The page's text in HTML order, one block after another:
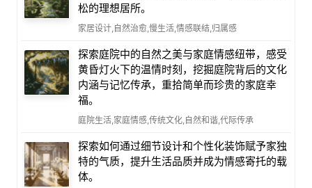
松的理想居所。
家居设计,自然治愈,慢生活,情感联结,归属感
探索庭院中的自然之美与家庭情感纽带，感受
黄昏灯火下的温情时刻，挖掘庭院背后的文化
内涵与记忆传承，重拾简单而珍贵的家庭幸
福。
庭院生活,家庭情感,传统文化,自然和谐,代际传承
探索如何通过细节设计和个性化装饰赋予家独
特的气质，提升生活品质并成为情感寄托的载
体。